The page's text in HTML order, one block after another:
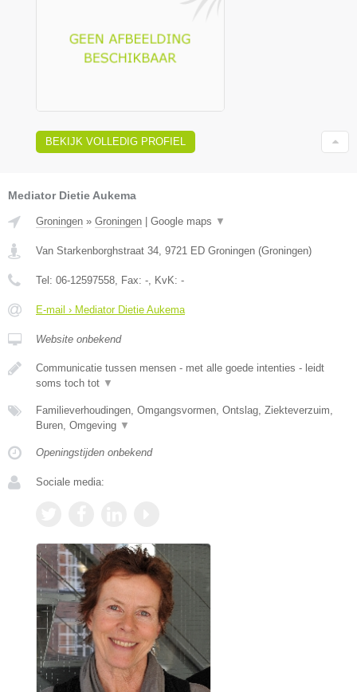
BEKIJK VOLLEDIG PROFIEL
Mediator Dietie Aukema
Groningen » Groningen | Google maps ▼
Van Starkenborghstraat 34 9721 ED Groningen (Groningen)
Tel: 06-12597558 , Fax: - , KvK: -
E-mail › Mediator Dietie Aukema
Website onbekend
Communicatie tussen mensen - met alle goede intenties - leidt
soms toch tot ▼
Familieverhoudingen, Omgangsvormen, Ontslag, Ziekteverzuim,
Buren, Omgeving ▼
Openingstijden onbekend
Sociale media: